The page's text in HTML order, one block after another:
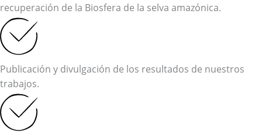
recuperación de la Biosfera de la selva amazónica.
Publicación y divulgación de los resultados de nuestros
trabajos.